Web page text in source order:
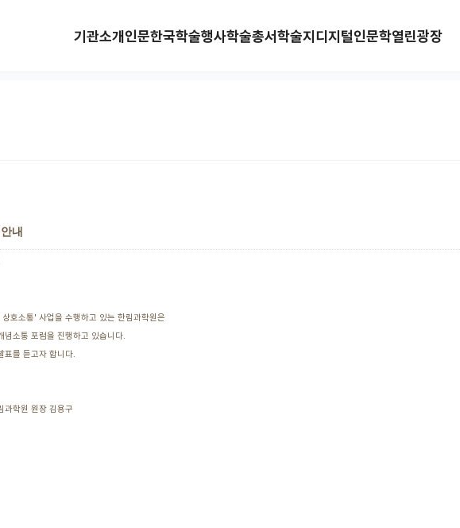
기관소개인문한국학술행사학술총서학술지디지털인문학열린광장
내
호소통' 사업을 수행하고 있는 한림과학원은
소통 포럼을 진행하고 있습니다.
표를 듣고자 합니다.
김용구